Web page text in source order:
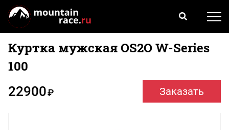
Куртка мужская OS2O W-Series
100
22900₽ Заказать